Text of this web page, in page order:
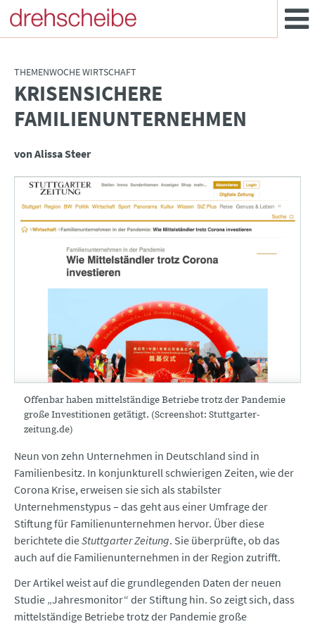
THEMENWOCHE WIRTSCHAFT
:KRISENSICHERE
FAMILIENUNTERNEHMEN
von Alissa Steer
Offenbar haben mittelständige Betriebe trotz der Pandemie
große Investitionen getätigt. (Screenshot: Stuttgarter-
zeitung.de)
Neun von zehn Unternehmen in Deutschland sind in
Familienbesitz. In konjunkturell schwierigen Zeiten, wie der
Corona Krise, erweisen sie sich als stabilster
Unternehmenstypus – das geht aus einer Umfrage der
Stiftung für Familienunternehmen hervor. Über diese
berichtete dieStuttgarter Zeitung. Sie überprüfte, ob das
auch auf die Familienunternehmen in der Region zutrifft.
Der Artikel weist auf die grundlegenden Daten der neuen
Studie „Jahresmonitor“ der Stiftung hin. So zeigt sich, dass
mittelständige Betriebe trotz der Pandemie große